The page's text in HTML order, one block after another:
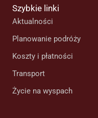
Południowej
trwa
Szybkie linki
Aktualności
Planowanie podróży
Koszty i płatności
Transport
Życie na wyspach